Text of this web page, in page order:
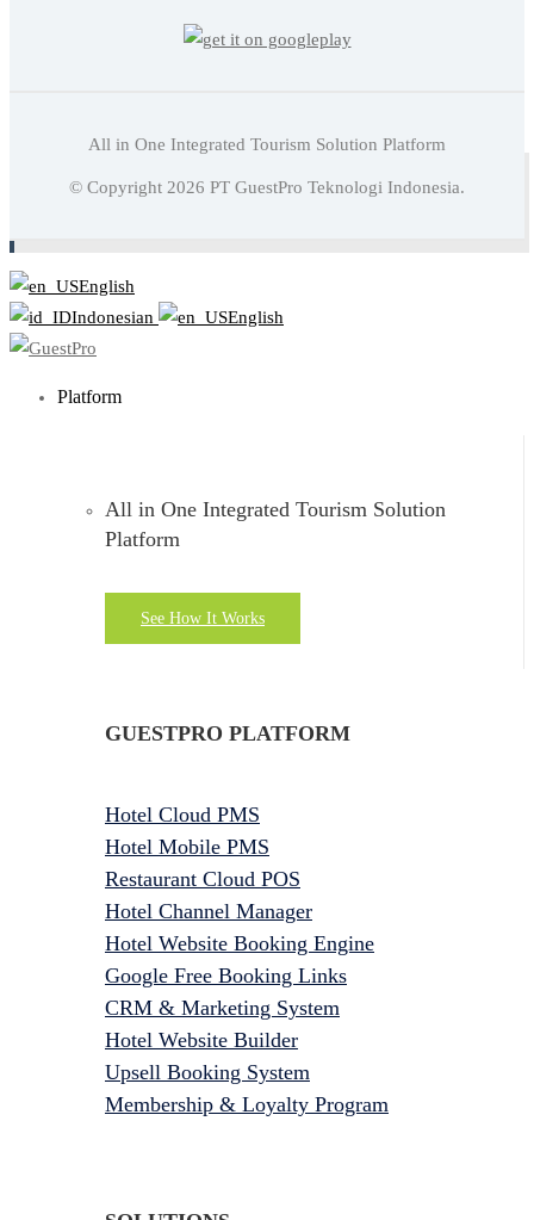
All in One Integrated Tourism Solution Platform
© Copyright 2026 PT GuestPro Teknologi Indonesia.
Baca juga: Fasilitas Fasilitas Di Hotel Yang Menjadi
English
Indonesian
English
Platform
All in One Integrated Tourism Solution
Platform
See How It Works
GUESTPRO PLATFORM
Hotel Cloud PMS
Hotel Mobile PMS
Restaurant Cloud POS
Hotel Channel Manager
Hotel Website Booking Engine
Google Free Booking Links
CRM & Marketing System
Hotel Website Builder
Upsell Booking System
Membership & Loyalty Program